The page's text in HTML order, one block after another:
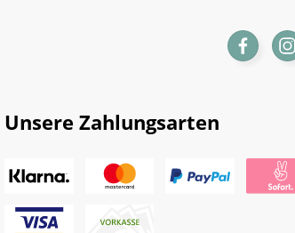
Unsere Zahlungsarten